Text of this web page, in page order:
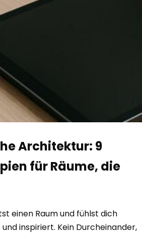
Architektur: 9
für Räume, die
einen Raum und fühlst dich
inspiriert. Kein Durcheinander,